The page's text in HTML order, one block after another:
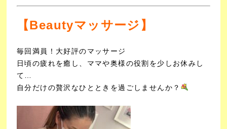
【Beautyマッサージ】
毎回満員！大好評のマッサージ
日頃の疲れを癒し、ママや奥様の役割を少しお休みし
て…
自分だけの贅沢なひとときを過ごしませんか？